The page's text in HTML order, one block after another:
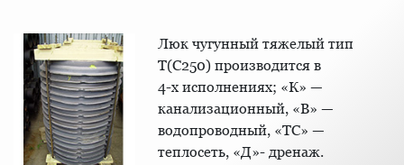
Люк чугунный тяжелый тип
Т(С250) производится в
4-х исполнениях; «К» —
канализационный, «В» —
водопроводный, «ТС» —
теплосеть, «Д»- дренаж.